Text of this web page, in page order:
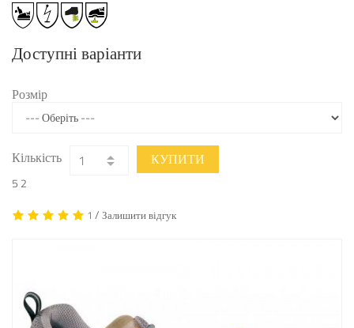
Доступні варіанти
Розмір
Кількість КУПИТИ
5 2
1 / Залишити відгук